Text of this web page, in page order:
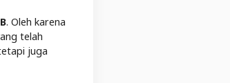
. Oleh karena
telah
juga